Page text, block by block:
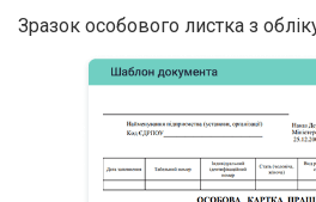
Зразок особового листка з